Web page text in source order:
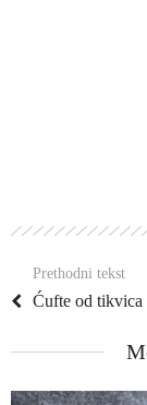
Prethodni tekst
Ćufte od tikvica